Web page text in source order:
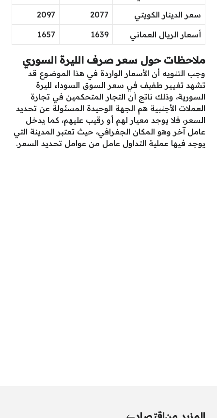
سعر الدينار الكويتي 2077
2097
أسعار الريال العماني 1639
1657
ملاحظات حول سعر صرف الليرة السوري
وجب التنويه أن الأسعار الواردة في هذا الموضوع قد
تشهد تغيير طفيف في سعر السوق السوداء لليرة
السورية، وذلك ناتج أن التجار المتحكمين في تجارة
العملات الأجنبية هم الجهة الوحيدة المسئولة عن تحديد
السعر، فلا يوجد معيار لهم أو رقيب عليهم، كما يدخل
عامل آخر وهو المكان الجغرافي، حيث تعتبر المدينة التي
يوجد فيها عملية التداول عامل من عوامل تحديد السعر.